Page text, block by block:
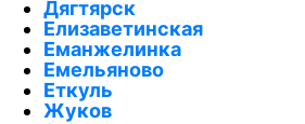
Дягтярск
Елизаветинская
Еманжелинка
Емельяново
Еткуль
Жуков